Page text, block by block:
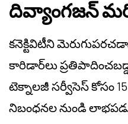
దివ్యాంగజన్
కనెక్టివిటీని
కారిడార్‌లు
టెక్నాలజీ సర్వీసెస్ కోసం
నిబంధనల నుండి